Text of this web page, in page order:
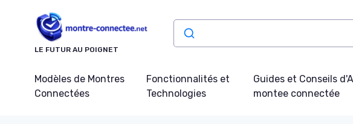
LE FUTUR AU POIGNET
Modèles de Montres
Connectées
Fonctionnalités et
Technologies
Guides et Conseils
montee connectée